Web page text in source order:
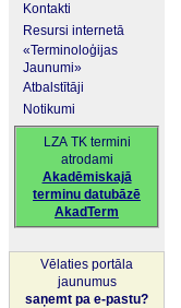
Kontakti
Resursi internetā
«Terminoloģijas
Jaunumi»
Atbalstītāji
Notikumi
LZA TK termini
atrodami
Akadēmiskajā
terminu datubāzē
AkadTerm
Vēlaties portāla
jaunumus
saņemt pa e-pastu?